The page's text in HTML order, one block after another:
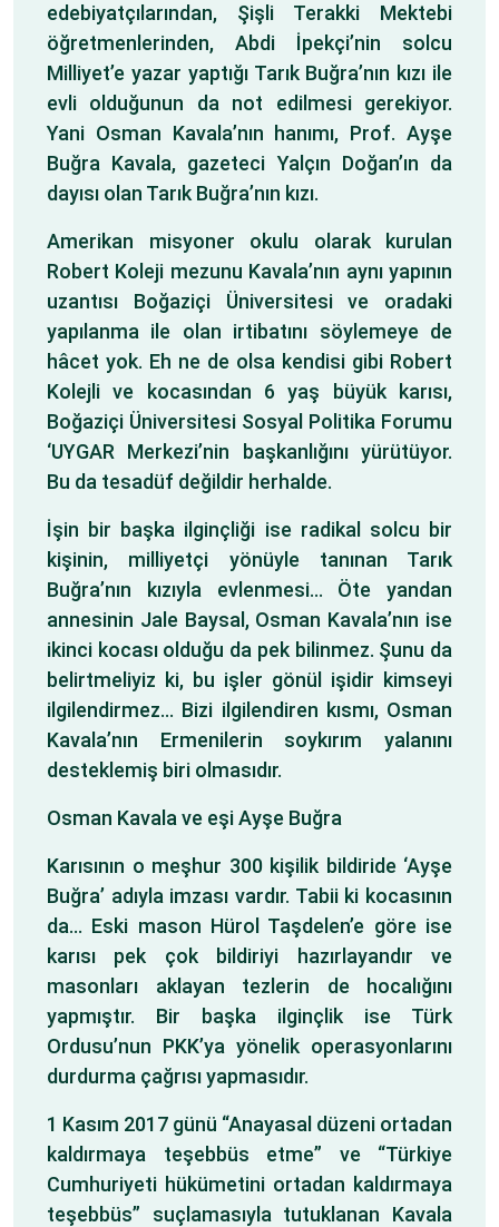
edebiyatçılarından, Şişli Terakki Mektebi
öğretmenlerinden, Abdi İpekçi’nin solcu
Milliyet’e yazar yaptığı Tarık Buğra’nın kızı ile
evli olduğunun da not edilmesi gerekiyor.
Yani Osman Kavala’nın hanımı, Prof. Ayşe
Buğra Kavala, gazeteci Yalçın Doğan’ın da
dayısı olan Tarık Buğra’nın kızı.
Amerikan misyoner okulu olarak kurulan
Robert Koleji mezunu Kavala’nın aynı yapının
uzantısı Boğaziçi Üniversitesi ve oradaki
yapılanma ile olan irtibatını söylemeye de
hâcet yok. Eh ne de olsa kendisi gibi Robert
Kolejli ve kocasından 6 yaş büyük karısı,
Boğaziçi Üniversitesi Sosyal Politika Forumu
‘UYGAR Merkezi’nin başkanlığını yürütüyor.
Bu da tesadüf değildir herhalde.
İşin bir başka ilginçliği ise radikal solcu bir
kişinin, milliyetçi yönüyle tanınan Tarık
Buğra’nın kızıyla evlenmesi… Öte yandan
annesinin Jale Baysal, Osman Kavala’nın ise
ikinci kocası olduğu da pek bilinmez. Şunu da
belirtmeliyiz ki, bu işler gönül işidir kimseyi
ilgilendirmez… Bizi ilgilendiren kısmı, Osman
Kavala’nın Ermenilerin soykırım yalanını
desteklemiş biri olmasıdır.
Osman Kavala ve eşi Ayşe Buğra
Karısının o meşhur 300 kişilik bildiride ‘Ayşe
Buğra’ adıyla imzası vardır. Tabii ki kocasının
da… Eski mason Hürol Taşdelen’e göre ise
karısı pek çok bildiriyi hazırlayandır ve
masonları aklayan tezlerin de hocalığını
yapmıştır. Bir başka ilginçlik ise Türk
Ordusu’nun PKK’ya yönelik operasyonlarını
durdurma çağrısı yapmasıdır.
1 Kasım 2017 günü “Anayasal düzeni ortadan
kaldırmaya teşebbüs etme” ve “Türkiye
Cumhuriyeti hükümetini ortadan kaldırmaya
teşebbüs” suçlamasıyla tutuklanan Kavala